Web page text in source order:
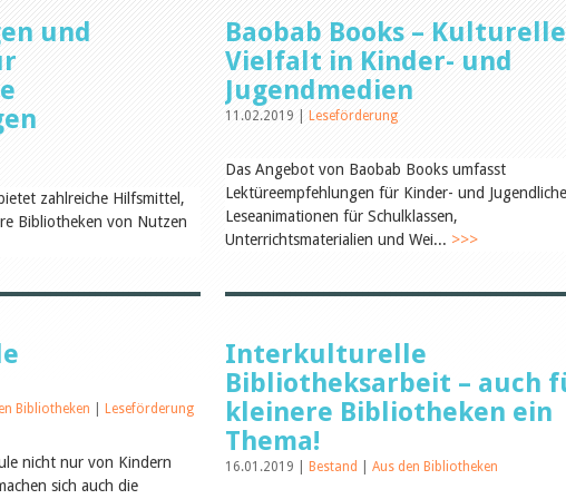
und
zahlreiche Hilfsmittel,
Bibliotheken von Nutzen
Baobab Books – Kulturelle
Vielfalt in Kinder- und
Jugendmedien
11.02.2019 | Leseförderung
Das Angebot von Baobab Books umfasst
Lektüreempfehlungen für Kinder- und
Leseanimationen für Schulklassen,
Unterrichtsmaterialien und Wei... >>>
Bibliotheken Leseförderung
nicht nur von Kindern
sich auch die
Interkulturelle
Bibliotheksarbeit – auch
kleinere Bibliotheken ein
Thema!
16.01.2019 | Bestand Aus den Bibliotheken